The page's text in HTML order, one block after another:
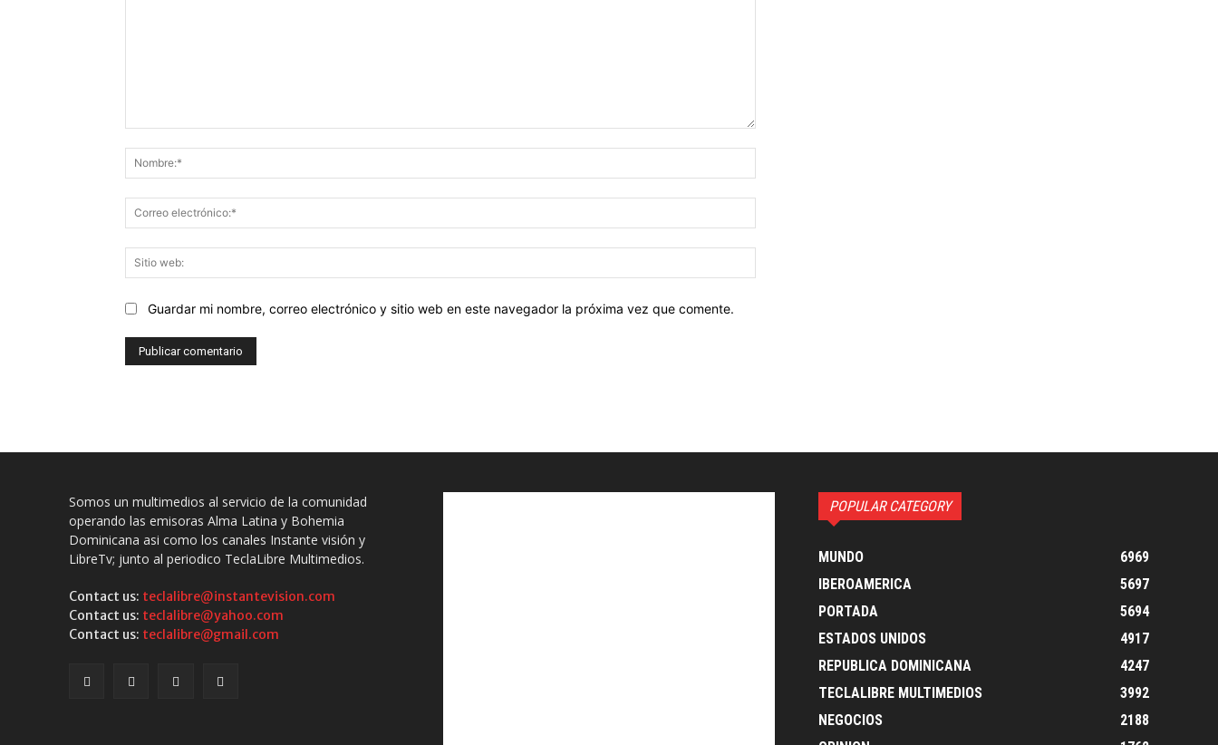
electrónico:*
web:
Guardar mi nombre, correo electrónico y sitio web en este navegador la próxima vez que comente.
Somos un multimedios al servicio de la comunidad
operando las emisoras Alma Latina y Bohemia
Dominicana asi como los canales Instante visión y
LibreTv; junto al periodico TeclaLibre Multimedios.
Contact us: teclalibre@instantevision.com
Contact us: teclalibre@yahoo.com
Contact us: teclalibre@gmail.com
POPULAR CATEGORY
MUNDO
6969
IBEROAMERICA
5697
PORTADA
5694
ESTADOS UNIDOS
4917
REPUBLICA DOMINICANA
4247
TECLALIBRE MULTIMEDIOS
3992
NEGOCIOS
2188